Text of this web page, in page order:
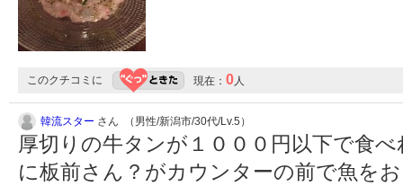
このクチコミに 現在： 0 人
韓流スター さん （男性/新潟市/30代/Lv.5）
厚切りの牛タンが１０００円以下で食
に板前さん？がカウンターの前で魚を